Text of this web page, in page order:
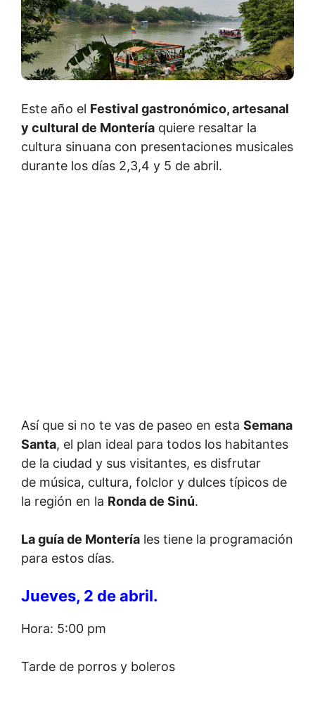
Este año el Festival gastronómico, artesanal
y cultural de Montería quiere resaltar la
cultura sinuana con presentaciones musicales
durante los días 2,3,4 y 5 de abril.
Así que si no te vas de paseo en esta Semana
Santa, el plan ideal para todos los habitantes
de la ciudad y sus visitantes, es disfrutar
de música, cultura, folclor y dulces típicos de
la región en la Ronda de Sinú.
La guía de Montería les tiene la programación
para estos días.
Jueves, 2 de abril.
Hora: 5:00 pm
Tarde de porros y boleros